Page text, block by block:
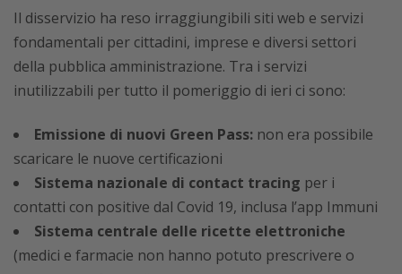
Il disservizio ha reso irraggiungibili siti web e servizi
fondamentali per cittadini, imprese e diversi settori
della pubblica amministrazione. Tra i servizi
inutilizzabili per tutto il pomeriggio di ieri ci sono:
Emissione di nuovi Green Pass: non era possibile
scaricare le nuove certificazioni
Sistema nazionale di contact tracing per i
contatti con positive dal Covid 19, inclusa l’app Immuni
Sistema centrale delle ricette elettroniche
(medici e farmacie non hanno potuto prescrivere o